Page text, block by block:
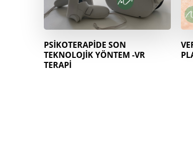
PSİKOTERAPİDE SON
TEKNOLOJİK YÖNTEM -VR
TERAPİ